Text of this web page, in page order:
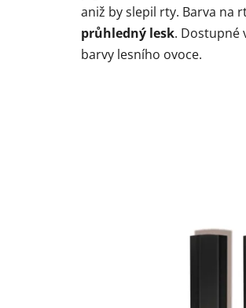
aniž by slepil rty. Barva na
průhledný lesk. Dostupné
barvy lesního ovoce.